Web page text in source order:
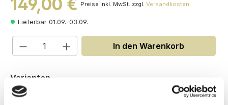
149,00 € Preise inkl. MwSt. zzgl. Versandkosten
Lieferbar 01.09.-03.09.
Produkt Anzahl: Gib den
In den Warenkorb
Varianten